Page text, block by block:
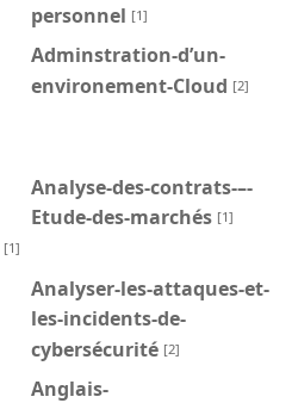
personnel [1]
Adminstration-d’un-
environement-Cloud [2]
[1]
Analyse-des-contrats-–-
Etude-des-marchés [1]
Analyser-les-attaques-et-
les-incidents-de-
cybersécurité [2]
Anglais-